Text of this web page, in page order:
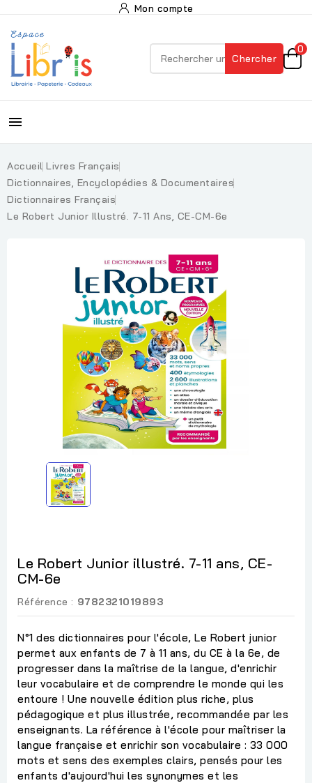
Mon compte
Chercher
0

Accueil Livres Français
Dictionnaires, Encyclopédies & Documentaires
Dictionnaires Français
Le Robert Junior Illustré. 7-11 Ans, CE-CM-6e
Le Robert Junior illustré. 7-11 ans, CE-
CM-6e
Référence : 9782321019893
N°1 des dictionnaires pour l'école, Le Robert junior
permet aux enfants de 7 à 11 ans, du CE à la 6e, de
progresser dans la maîtrise de la langue, d'enrichir
leur vocabulaire et de comprendre le monde qui les
entoure ! Une nouvelle édition plus riche, plus
pédagogique et plus illustrée, recommandée par les
enseignants. La référence à l'école pour maîtriser la
langue française et enrichir son vocabulaire : 33 000
mots et sens des exemples clairs, pensés pour les
enfants d'aujourd'hui les synonymes et les